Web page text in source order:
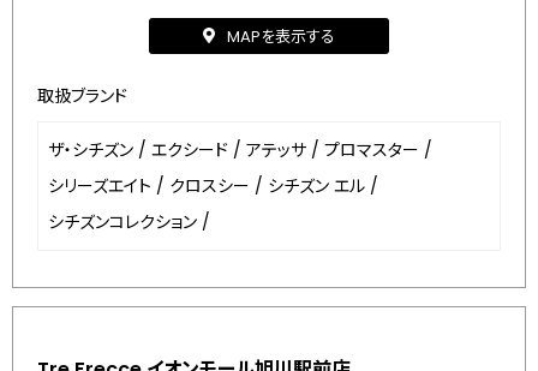
MAPを表示する
取扱ブランド
ザ・シチズン / エクシード / アテッサ / プロマスター /
シリーズエイト / クロスシー / シチズン エル /
シチズンコレクション /